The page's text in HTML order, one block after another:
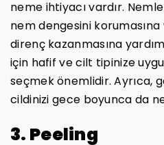
neme ihtiyacı vardır.
nem dengesini
direnç kazanmasına
için hafif ve cilt tipinize
seçmek önemlidir. Ayrıca,
cildinizi gece boyunca da
3. Peeling